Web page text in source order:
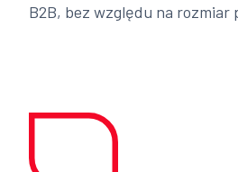
B2B, bez względu na